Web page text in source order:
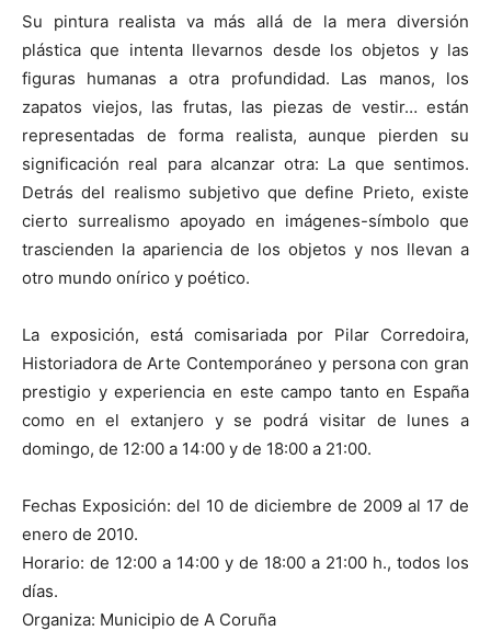
Su pintura realista va más allá de la mera diversión
plástica que intenta llevarnos desde los objetos y las
figuras humanas a otra profundidad. Las manos, los
zapatos viejos, las frutas, las piezas de vestir… están
representadas de forma realista, aunque pierden su
significación real para alcanzar otra: La que sentimos.
Detrás del realismo subjetivo que define Prieto, existe
cierto surrealismo apoyado en imágenes-símbolo que
trascienden la apariencia de los objetos y nos llevan a
otro mundo onírico y poético.
La exposición, está comisariada por Pilar Corredoira,
Historiadora de Arte Contemporáneo y persona con gran
prestigio y experiencia en este campo tanto en España
como en el extanjero y se podrá visitar de lunes a
domingo, de 12:00 a 14:00 y de 18:00 a 21:00.
Fechas Exposición: del 10 de diciembre de 2009 al 17 de
enero de 2010.
Horario: de 12:00 a 14:00 y de 18:00 a 21:00 h., todos los
días.
Organiza: Municipio de A Coruña